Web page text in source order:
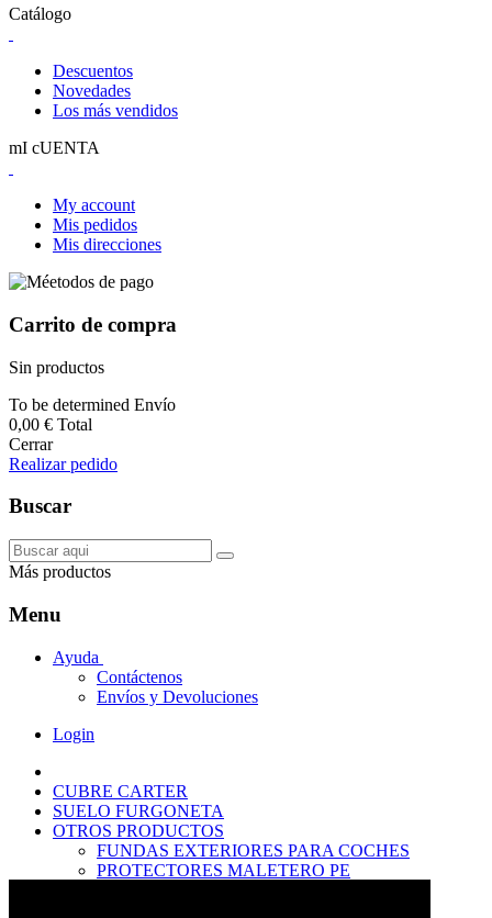
Catálogo
Descuentos
Novedades
Los más vendidos
mI cUENTA
My account
Mis pedidos
Mis direcciones
Carrito de compra
Sin productos
To be determined Envío
0,00 € Total
Cerrar
Realizar pedido
Buscar
Más productos
Menu
Ayuda
Contáctenos
Envíos y Devoluciones
Login
CUBRE CARTER
SUELO FURGONETA
OTROS PRODUCTOS
FUNDAS EXTERIORES PARA COCHES
PROTECTORES MALETERO PE